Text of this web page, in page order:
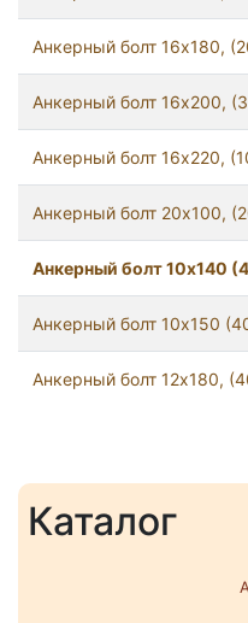
Каталог
Анкерный болт 16х180,
Анкерный болт 16х200,
Анкерный болт 16х220,
Анкерный болт 20х100,
Анкерный болт 10х140
Анкерный болт 10х150
Анкерный болт 12х180,